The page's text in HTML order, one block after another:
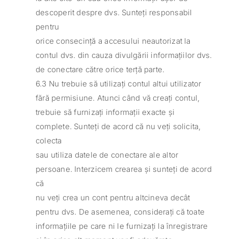
descoperit despre dvs. Sunteți responsabil
pentru
orice consecință a accesului neautorizat la
contul dvs. din cauza divulgării informațiilor dvs.
de conectare către orice terță parte.
6.3 Nu trebuie să utilizați contul altui utilizator
fără permisiune. Atunci când vă creați contul,
trebuie să furnizați informații exacte și
complete. Sunteți de acord că nu veți solicita,
colecta
sau utiliza datele de conectare ale altor
persoane. Interzicem crearea și sunteți de acord
că
nu veți crea un cont pentru altcineva decât
pentru dvs. De asemenea, considerați că toate
informațiile pe care ni le furnizați la înregistrare